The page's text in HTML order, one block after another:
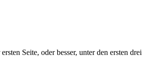
Seite, oder besser, unter den ersten drei